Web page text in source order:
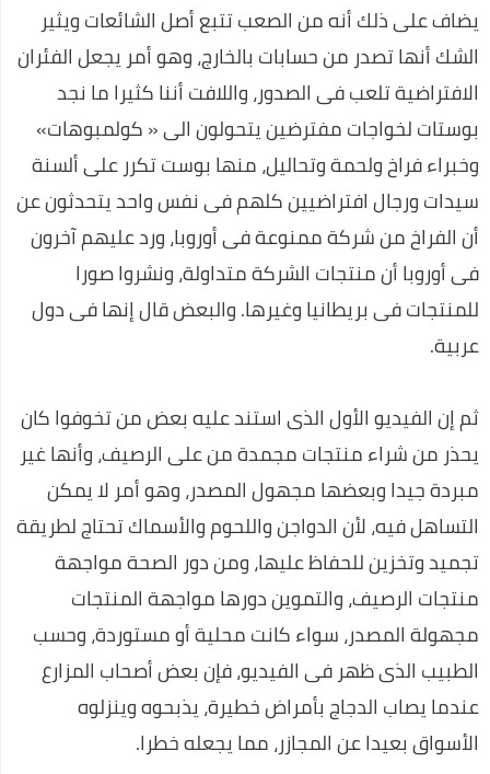
أسرار انسحاب العواضي من ردمان.."لن تصدق..؟
اعرف أكثر عن أكواد معرفة رصيد اتصالات 2020
احسن ألعاب الفيديو في العالم
عروض رمضان 🌙 أحلى فى البيت متوافرة فى كل فروع كارفور
وأونلاين 2020
تعلم اللغة الإنجليزية بسهولة في 10 ايام
برنامج تنزيل الفيديو من الفيسبوك
كوبون خصم نسناس .. اقتني أفضل الملابس المنزلية عن طريق
الانترنت
افضل روتين لنضارة وتفتيح البشرة خلال اسبوع واحد فقط
أفضل تطبيقات الهواتف الذكية التي لا يمكن الاستغناء عنها 2020
كيف تنشئ موقع تربح منه في 7 خطوات شرح خطوة بخطوة
كريم جاراميسين لعلاج البكتيريا
فيرس كورونا السلطات الصحية الصينية تؤكد على المريض صفر قد
مارس الجنس مع خفاش
رسميًا.. إلغاء امتحانات الشهادة الإعدادية
التعليم: امتحان الثانوية العامة فيما درسه الطالب حتى منهج
منتصف مارس
يضاف على ذلك أنه من الصعب تتبع أصل الشائعات ويثير
الشك أنها تصدر من حسابات بالخارج، وهو أمر يجعل الفئران
الافتراضية تلعب فى الصدور، واللافت أننا كثيرا ما نجد
بوستات لخواجات مفترضين يتحولون الى « كولمبوهات»
وخبراء فراخ ولحمة وتحاليل، منها بوست تكرر على ألسنة
سيدات ورجال افتراضيين كلهم فى نفس واحد يتحدثون عن
أن الفراخ من شركة ممنوعة فى أوروبا، ورد عليهم آخرون
فى أوروبا أن منتجات الشركة متداولة، ونشروا صورا
للمنتجات فى بريطانيا وغيرها. والبعض قال إنها فى دول
عربية.
ثم إن الفيديو الأول الذى استند عليه بعض من تخوفوا كان
يحذر من شراء منتجات مجمدة من على الرصيف، وأنها غير
مبردة جيدا وبعضها مجهول المصدر، وهو أمر لا يمكن
التساهل فيه، لأن الدواجن واللحوم والأسماك تحتاج لطريقة
تجميد وتخزين للحفاظ عليها، ومن دور الصحة مواجهة
منتجات الرصيف، والتموين دورها مواجهة المنتجات
مجهولة المصدر، سواء كانت محلية أو مستوردة، وحسب
الطبيب الذى ظهر فى الفيديو، فإن بعض أصحاب المزارع
عندما يصاب الدجاج بأمراض خطيرة، يذبحوه وينزلوه
الأسواق بعيدا عن المجازر، مما يجعله خطرا.